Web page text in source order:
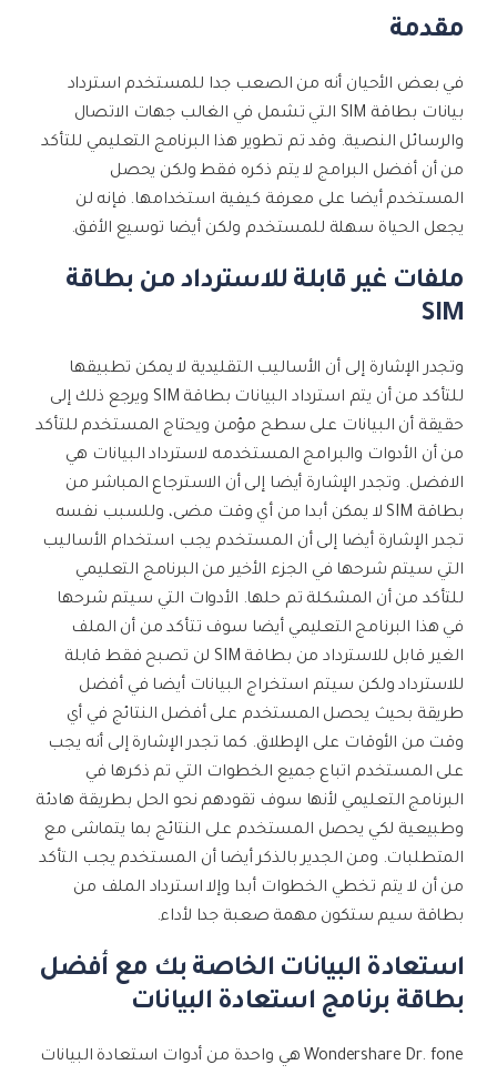
مؤثرات الفيديو والموسيقى والمزيد.
مشاهدة جميع المنتجات
استكشف
الإبداع الرقمي
الصور
مركز الإبداع
استكشف
منتجات المخططات والرسومات
قوالب واجهة المستخدم وتجربة المستخدم
قوالب الرسم التخطيطي
استكشف
دمج ملفات PDF
الرقابة الوالدين للأطفال.
MobileTrans
نقل بيانات الجوال.
Repairit
استعادة الفيديوهات التالفة.
مشاهدة جميع المنتجات
استكشف
منتجات إدارة البيانات
استعادة الصور
إصلاح الفيديوهات
نقل WhatsApp
تحديث iOS
تسجيل الدخول
Backup Solutions
Knowledge Center
ابحث عن المزيد من الحلول
مقدمة
في بعض الأحيان أنه من الصعب جدا للمستخدم استرداد
بيانات بطاقة SIM التي تشمل في الغالب جهات الاتصال
والرسائل النصية. وقد تم تطوير هذا البرنامج التعليمي للتأكد
من أن أفضل البرامج لا يتم ذكره فقط ولكن يحصل
المستخدم أيضا على معرفة كيفية استخدامها. فإنه لن
يجعل الحياة سهلة للمستخدم ولكن أيضا توسيع الأفق.
ملفات غير قابلة للاسترداد من بطاقة
SIM
وتجدر الإشارة إلى أن الأساليب التقليدية لا يمكن تطبيقها
للتأكد من أن يتم استرداد البيانات بطاقة SIM ويرجع ذلك إلى
حقيقة أن البيانات على سطح مؤمن ويحتاج المستخدم للتأكد
من أن الأدوات والبرامج المستخدمه لاسترداد البيانات هي
الافضل. وتجدر الإشارة أيضا إلى أن الاسترجاع المباشر من
بطاقة SIM لا يمكن أبدا من أي وقت مضى، وللسبب نفسه
تجدر الإشارة أيضا إلى أن المستخدم يجب استخدام الأساليب
التي سيتم شرحها في الجزء الأخير من البرنامج التعليمي
للتأكد من أن المشكلة تم حلها. الأدوات التي سيتم شرحها
في هذا البرنامج التعليمي أيضا سوف تتأكد من أن الملف
الغير قابل للاسترداد من بطاقة SIM لن تصبح فقط قابلة
للاسترداد ولكن سيتم استخراج البيانات أيضا في أفضل
طريقة بحيث يحصل المستخدم على أفضل النتائج في أي
وقت من الأوقات على الإطلاق. كما تجدر الإشارة إلى أنه يجب
على المستخدم اتباع جميع الخطوات التي تم ذكرها في
البرنامج التعليمي لأنها سوف تقودهم نحو الحل بطريقة هادئة
وطبيعية لكي يحصل المستخدم على النتائج بما يتماشى مع
المتطلبات. ومن الجدير بالذكر أيضا أن المستخدم يجب التأكد
من أن لا يتم تخطي الخطوات أبدا وإلا استرداد الملف من
بطاقة سيم ستكون مهمة صعبة جدا لأداء.
استعادة البيانات الخاصة بك مع أفضل
بطاقة برنامج استعادة البيانات
Wondershare Dr. fone هي واحدة من أدوات استعادة البيانات